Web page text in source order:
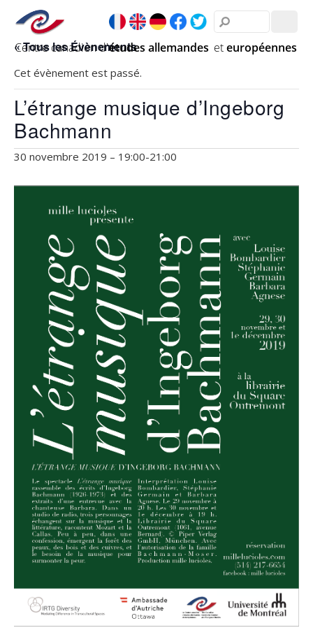
« Tous les Évènements
Cet évènement est passé.
L’étrange musique d’Ingeborg
Bachmann
30 novembre 2019 – 19:00-21:00